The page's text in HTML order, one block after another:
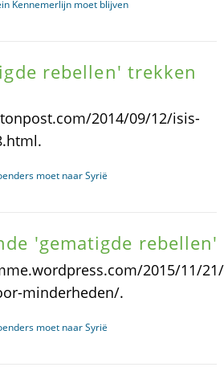
Kennemerlijn moet blijven
rebellen' trekken
2014/09/12/isis-
moet naar Syrië
'gematigde rebellen'
2015/11/
minderheden/.
moet naar Syrië